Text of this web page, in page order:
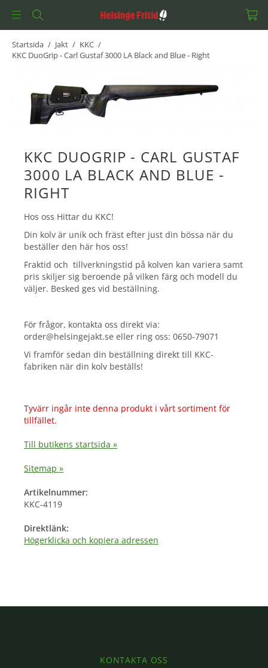
Startsida / Jakt / KKC /
KKC DuoGrip - Carl Gustaf 3000 LA Black and Blue - Right
KKC DUOGRIP - CARL GUSTAF
3000 LA BLACK AND BLUE -
RIGHT
Hos oss Hittar du KKC!
Din kolv är unik och fräst efter just din bössa när du
beställer den här hos oss!
Fraktid och tillverkningstid på kolven kan variera samt
pris skiljer sig beroende på vilken färg och modell du
väljer. Besked ges vid beställning.
För frågor, kontakta oss direkt via:
order@helsingejakt.se eller ring oss: 0650-79071
Vi framför sedan din beställning direkt till KKC-
fabriken när din kolv beställs!
Tyvärr ingår inte denna produkt i vårt sortiment för
tillfället.
Till butikens startsida »
Sitemap »
Artikelnummer:
KKC-4119
Direktlänk:
Högerklicka och kopiera adressen
KONTAKTA OSS